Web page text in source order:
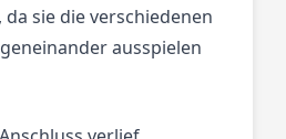
sie die verschiedenen
ausspielen